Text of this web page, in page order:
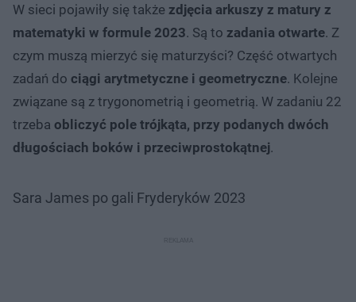
W sieci pojawiły się także zdjęcia arkuszy z matury z
matematyki w formule 2023. Są to zadania otwarte. Z
czym muszą mierzyć się maturzyści? Część otwartych
zadań do ciągi arytmetyczne i geometryczne. Kolejne
związane są z trygonometrią i geometrią. W zadaniu 22
trzeba obliczyć pole trójkąta, przy podanych dwóch
długościach boków i przeciwprostokątnej.
Sara James po gali Fryderyków 2023